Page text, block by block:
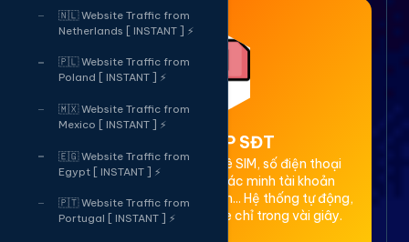
🇳🇱 Website Traffic from
Netherlands [ INSTANT ] ⚡
🇵🇱 Website Traffic from
Poland [ INSTANT ] ⚡
🇲🇽 Website Traffic from
Mexico [ INSTANT ] ⚡
🇪🇬 Website Traffic from
Egypt [ INSTANT ] ⚡
🇵🇹 Website Traffic from
Portugal [ INSTANT ] ⚡
2. Thuê OTP SĐT
Cung cấp dịch vụ cho thuê SIM, số điện thoại
(SĐT) để nhận mã OTP xác minh tài khoản
Facebook, Google, Telegram... Hệ thống tự động,
bảo mật, giá rẻ, nhận code chỉ trong vài giây.